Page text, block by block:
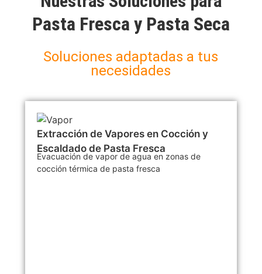
Pasta Fresca y Pasta Seca
Soluciones adaptadas a tus
necesidades
Extracción de Vapores en Cocción y
Escaldado de Pasta Fresca
Evacuación de vapor de agua en zonas de
cocción térmica de pasta fresca